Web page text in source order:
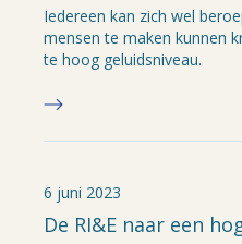
Iedereen kan zich wel
mensen te maken kunnen
te hoog geluidsniveau.
6 juni 2023
De RI&E naar een